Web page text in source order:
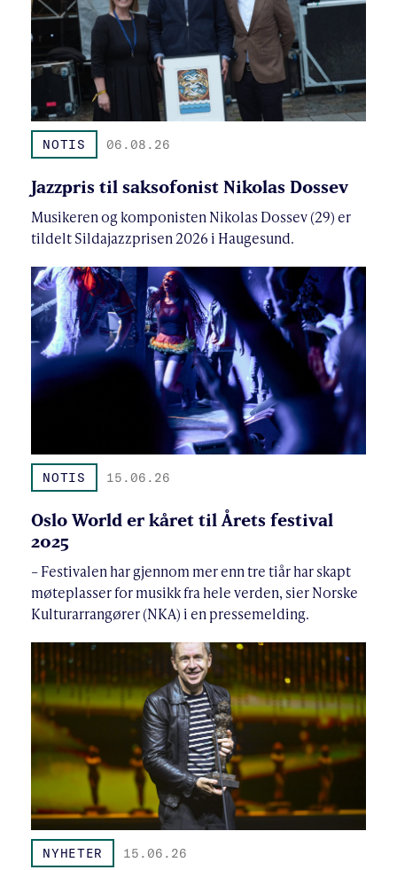
NOTIS 06.08.26
Jazzpris til saksofonist Nikolas Dossev
Musikeren og komponisten Nikolas Dossev (29) er
tildelt Sildajazzprisen 2026 i Haugesund.
NOTIS 15.06.26
Oslo World er kåret til Årets festival
2025
– Festivalen har gjennom mer enn tre tiår har skapt
møteplasser for musikk fra hele verden, sier Norske
Kulturarrangører (NKA) i en pressemelding.
NYHETER 15.06.26